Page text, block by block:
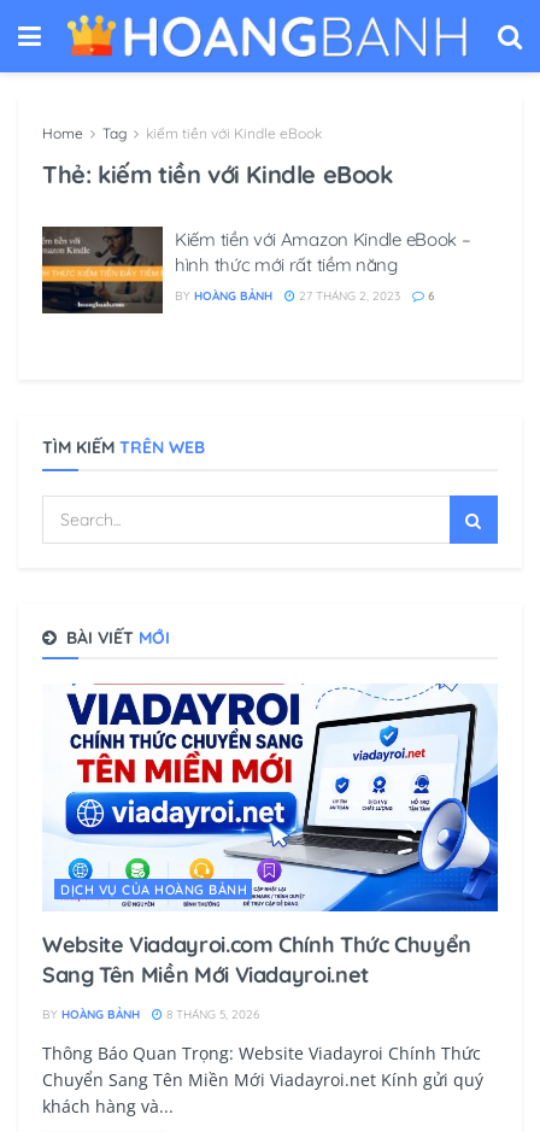
Home Tag kiếm tiền với Kindle eBook
Thẻ: kiếm tiền với Kindle eBook
Kiếm tiền với Amazon Kindle eBook –
hình thức mới rất tiềm năng
BY HOÀNG BẢNH 27 THÁNG 2, 2023 6
TÌM KIẾM TRÊN WEB
BÀI VIẾT MỚI
DỊCH VỤ CỦA HOÀNG BẢNH
Website Viadayroi.com Chính Thức Chuyển
Sang Tên Miền Mới Viadayroi.net
BY HOÀNG BẢNH 8 THÁNG 5, 2026
Thông Báo Quan Trọng: Website Viadayroi Chính Thức
Chuyển Sang Tên Miền Mới Viadayroi.net Kính gửi quý
khách hàng và...